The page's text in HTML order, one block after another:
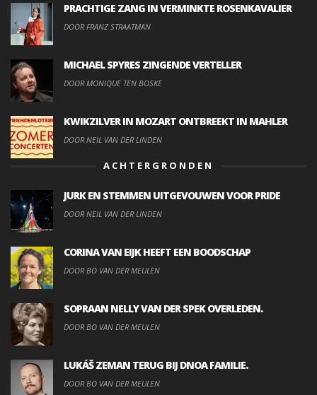
PRACHTIGE ZANG IN VERMINKTE ROSENKAVALIER
DOOR FRANZ STRAATMAN
MICHAEL SPYRES ZINGENDE VERTELLER
DOOR MONIQUE TEN BOSKE
KWIKZILVER IN MOZART ONTBREEKT IN MAHLER
DOOR NEIL VAN DER LINDEN
ACHTERGRONDEN
JURK EN STEMMEN UITGEVOUWEN VOOR PRIDE
DOOR NEIL VAN DER LINDEN
CORINA VAN EIJK HEEFT EEN BOODSCHAP
DOOR BO VAN DER MEULEN
SOPRAAN NELLY VAN DER SPEK OVERLEDEN.
DOOR BO VAN DER MEULEN
LUKÁŠ ZEMAN TERUG BIJ DNOA FAMILIE.
DOOR BO VAN DER MEULEN